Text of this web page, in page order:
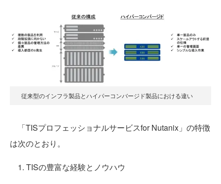
従来型のインフラ製品とハイパーコンバージド製品における違い
「TISプロフェッショナルサービスfor Nutanix」の特徴
は次のとおり。
1. TISの豊富な経験とノウハウ